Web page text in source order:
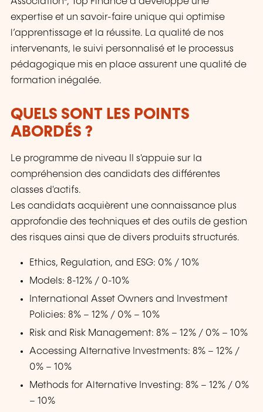
expertise et un savoir-faire unique qui optimise
l’apprentissage et la réussite. La qualité de nos
intervenants, le suivi personnalisé et le processus
pédagogique mis en place assurent une qualité de
formation inégalée.
QUELS SONT LES POINTS
ABORDÉS ?
Le programme de niveau II s'appuie sur la
compréhension des candidats des différentes
classes d'actifs.
Les candidats acquièrent une connaissance plus
approfondie des techniques et des outils de gestion
des risques ainsi que de divers produits structurés.
Ethics, Regulation, and ESG: 0% / 10%
Models: 8-12% / 0-10%
International Asset Owners and Investment
Policies: 8% – 12% / 0% – 10%
Risk and Risk Management: 8% – 12% / 0% – 10%
Accessing Alternative Investments: 8% – 12% /
0% – 10%
Methods for Alternative Investing: 8% – 12% / 0%
– 10%